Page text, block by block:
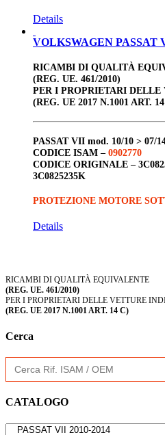
Details
VOLKSWAGEN PASSAT
RICAMBI DI QUALITÀ
(REG. UE. 461/2010)
PER I PROPRIETARI DELLE
(REG. UE 2017 N.1001 ART.
PASSAT VII mod. 10/10 > 07/
CODICE ISAM – 0902770
CODICE ORIGINALE –
3C0825235K
PROTEZIONE MOTORE
Details
RICAMBI DI QUALITÀ EQUIVALENTE
(REG. UE. 461/2010)
PER I PROPRIETARI DELLE VETTURE
(REG. UE 2017 N.1001 ART. 14 C)
Cerca
Search
for:
CATALOGO